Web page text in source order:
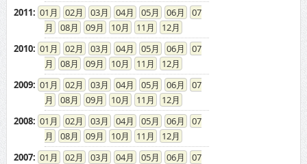
2011: 01 02 03 04 05 06
07
08
09 10 11
12
2010: 01 02 03 04 05 06
07
08
09 10 11
12
2009: 01 02 03 04 05 06
07
08
09 10 11
12
2008: 01 02 03 04 05 06
07
08
09 10 11
12
2007: 01 02 03 04 05 06
07